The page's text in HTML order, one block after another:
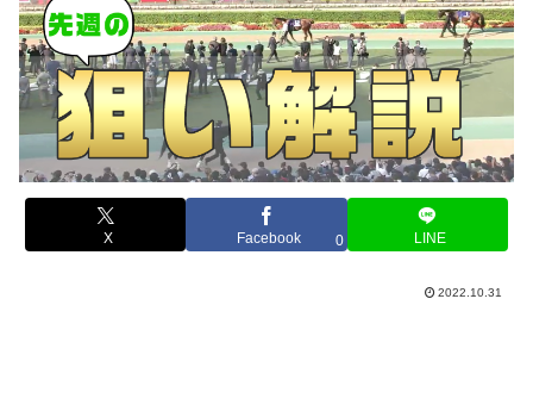
X Facebook 0 LINE
2022.10.31